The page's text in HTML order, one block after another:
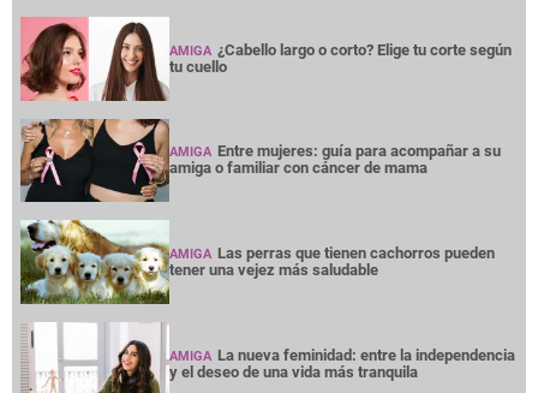
AMIGA ¿Cabello largo o corto? Elige tu corte según
tu cuello
AMIGA Entre mujeres: guía para acompañar a su
amiga o familiar con cáncer de mama
AMIGA Las perras que tienen cachorros pueden
tener una vejez más saludable
AMIGA La nueva feminidad: entre la independencia
y el deseo de una vida más tranquila